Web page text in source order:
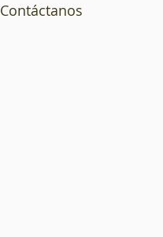
Contáctanos